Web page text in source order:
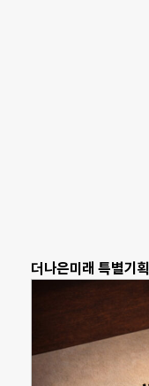
더나은미래 특별기획